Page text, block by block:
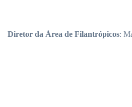
Diretor da Área de Filantrópicos: